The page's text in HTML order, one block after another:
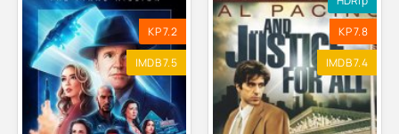
KP 7.2
IMDB 7.5
KP 7.8
IMDB 7.4